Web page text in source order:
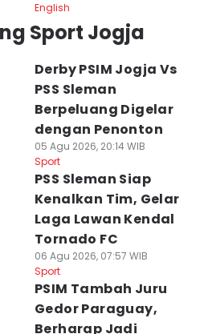
English
Sport Jogja
Derby PSIM Jogja Vs
PSS Sleman
Berpeluang Digelar
dengan Penonton
05 Agu 2026, 20:14 WIB
Sport
PSS Sleman Siap
Kenalkan Tim, Gelar
Laga Lawan Kendal
Tornado FC
06 Agu 2026, 07:57 WIB
Sport
PSIM Tambah Juru
Gedor Paraguay,
Berharap Jadi